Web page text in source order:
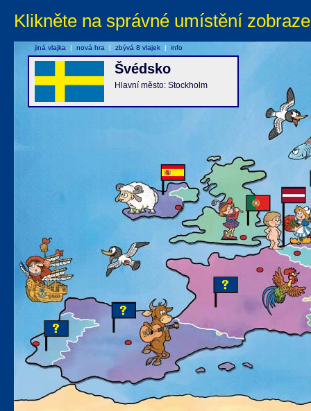
Klikněte na správné umístění
Švédsko
Hlavní město: Stockholm
jiná vlajka | nová hra | zbývá 8 vlajek | info